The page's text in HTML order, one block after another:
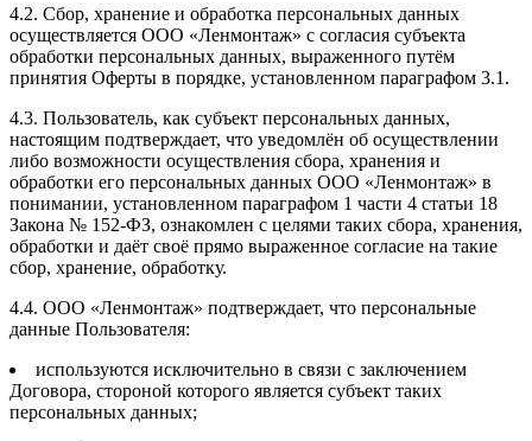
4.2. Сбор, хранение и обработка персональных данных
осуществляется ООО «Ленмонтаж» с согласия субъекта
обработки персональных данных, выраженного путём
принятия Оферты в порядке, установленном параграфом 3.1.
4.3. Пользователь, как субъект персональных данных,
настоящим подтверждает, что уведомлён об осуществлении
либо возможности осуществления сбора, хранения и
обработки его персональных данных ООО «Ленмонтаж» в
понимании, установленном параграфом 1 части 4 статьи 18
Закона № 152-ФЗ, ознакомлен с целями таких сбора, хранения,
обработки и даёт своё прямо выраженное согласие на такие
сбор, хранение, обработку.
4.4. ООО «Ленмонтаж» подтверждает, что персональные
данные Пользователя:
используются исключительно в связи с заключением
Договора, стороной которого является субъект таких
персональных данных;